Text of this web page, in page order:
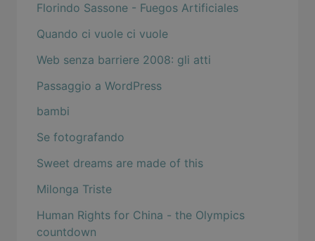
Florindo Sassone - Fuegos Artificiales
Quando ci vuole ci vuole
Web senza barriere 2008: gli atti
Passaggio a WordPress
bambi
Se fotografando
Sweet dreams are made of this
Milonga Triste
Human Rights for China - the Olympics
countdown